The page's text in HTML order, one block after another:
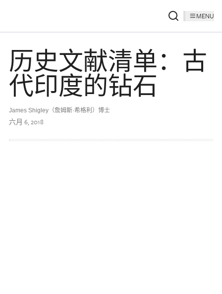
MENU
历史文献清单：古
代印度的钻石
James Shigley（詹姆斯·希格利）博士
六月 6, 2018